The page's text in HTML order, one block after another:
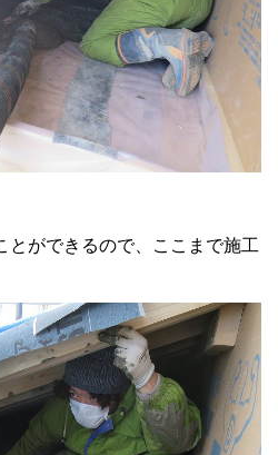
とができるので、ここまで施工